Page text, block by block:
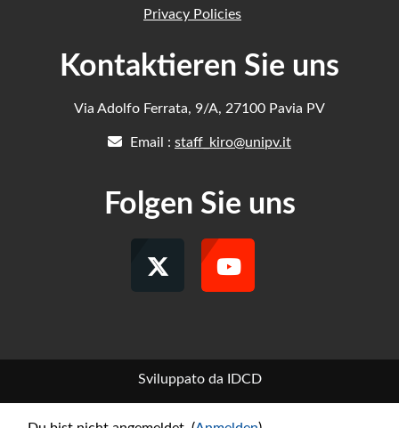
Privacy Policies
Kontaktieren Sie uns
Via Adolfo Ferrata, 9/A, 27100 Pavia PV
Email : staff_kiro@unipv.it
Folgen Sie uns
Sviluppato da IDCD